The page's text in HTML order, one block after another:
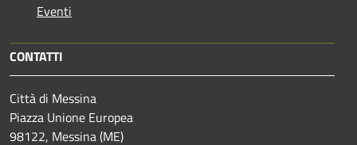
Eventi
CONTATTI
Città di Messina
Piazza Unione Europea
98122, Messina (ME)